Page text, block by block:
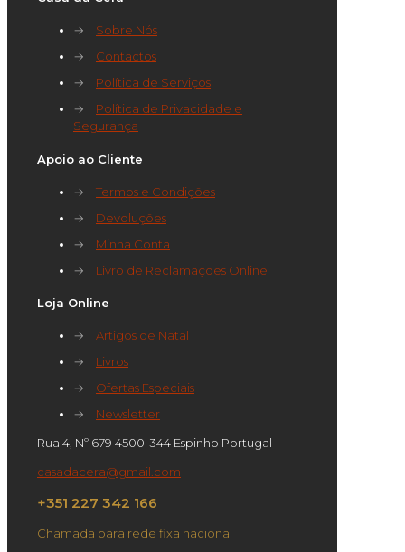
→
Sobre Nós
→
Contactos
→
Política de Serviços
→
Política de Privacidade e
Segurança
Apoio ao Cliente
→
Termos e Condições
→
Devoluções
→
Minha Conta
→
Livro de Reclamações Online
Loja Online
→
Artigos de Natal
→
Livros
→
Ofertas Especiais
→
Newsletter
Rua 4, Nº 679 4500-344 Espinho Portugal
casadacera@gmail.com
+351 227 342 166
Chamada para rede fixa nacional